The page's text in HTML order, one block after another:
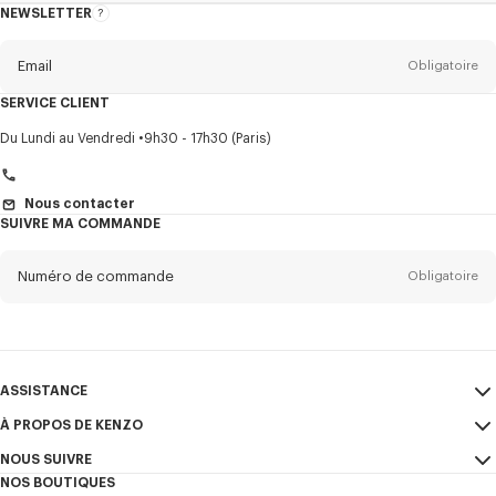
NEWSLETTER
A
Email Obligatoire
Titre Obligatoire
Je souhaite recevoir les communications sur les produits, services,
SERVICE CLIENT
Du Lundi au Vendredi 9h30 - 17h30 (Paris)
Nous contacter
SUIVRE MA COMMANDE
Numéro de commande Obligatoire
ASSISTANCE
Mon compte
Guide des tailles
FAQ
À PROPOS DE KENZO
CGV
NOUS SUIVRE
NOS BOUTIQUES